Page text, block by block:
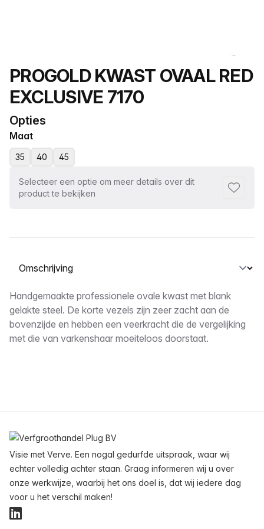
Productnaam
PROGOLD KWAST OVAAL RED
EXCLUSIVE 7170
Opties
Maat
35 40 45
Selecteer een optie om meer details over dit
product te bekijken
Selecteer een tabblad
Omschrijving
Handgemaakte professionele ovale kwast met blank
gelakte steel. De korte vezels zijn zeer zacht aan de
bovenzijde en hebben een veerkracht die de vergelijking
met die van varkenshaar moeiteloos doorstaat.
Visie met Verve. Een nogal gedurfde uitspraak, waar wij
echter volledig achter staan. Graag informeren wij u over
onze werkwijze, waarbij het ons doel is, dat wij iedere dag
voor u het verschil maken!
LinkedIn